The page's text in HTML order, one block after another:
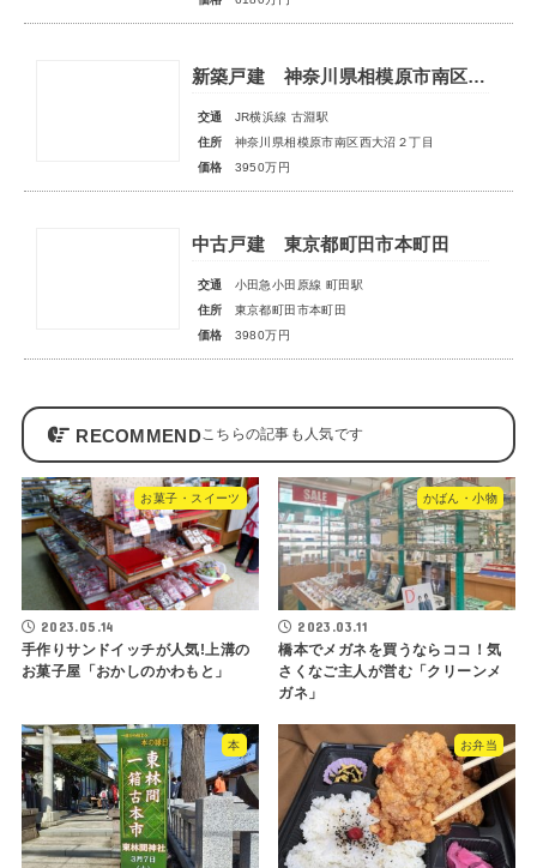
新築戸建 神奈川県相模原市南区西大沼２丁目
交通
JR横浜線 古淵駅
住所
神奈川県相模原市南区西大沼２丁目
価格
3950万円
中古戸建 東京都町田市本町田
交通
小田急小田原線 町田駅
住所
東京都町田市本町田
価格
3980万円
RECOMMEND
お菓子・スイーツ
2023.05.14
手作りサンドイッチが人気!上溝の
お菓子屋「おかしのかわもと」
かばん・小物
2023.03.11
橋本でメガネを買うならココ！気
さくなご主人が営む「クリーンメ
ガネ」
本 お弁当